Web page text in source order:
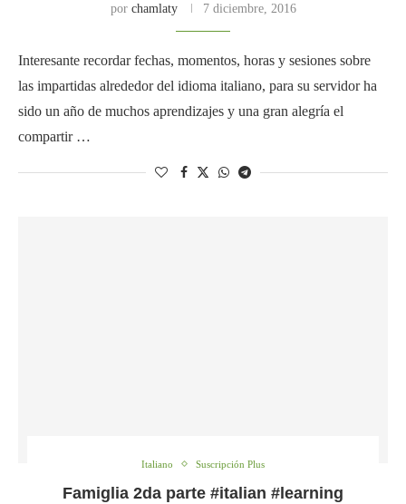
por chamlaty 7 diciembre, 2016
Interesante recordar fechas, momentos, horas y sesiones sobre
las impartidas alrededor del idioma italiano, para su servidor ha
sido un año de muchos aprendizajes y una gran alegría el
compartir …
Italiano Suscripción Plus
Famiglia 2da parte #italian #learning